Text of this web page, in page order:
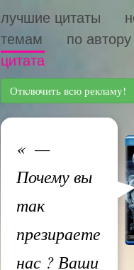
лучшие цитаты
темам
по автору
цитата
Отключить всю рекламу!
«—
Почему вы
так
презираете
нас ? Ваши